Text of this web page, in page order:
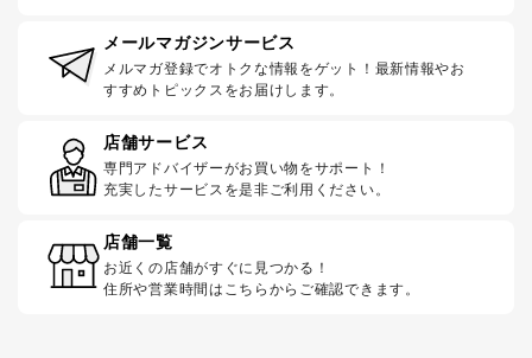
メールマガジンサービス
メルマガ登録でオトクな情報をゲット！最新情報やお
すすめトピックスをお届けします。
店舗サービス
専門アドバイザーがお買い物をサポート！
充実したサービスを是非ご利用ください。
店舗一覧
お近くの店舗がすぐに見つかる！
住所や営業時間はこちらからご確認できます。